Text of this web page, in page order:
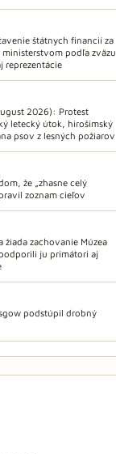
štátnych financií za
ministerstvom podľa zväzu
reprezentácie
2026): Protest
letecký útok, hirošimský
psov z lesných požiarov
že „zhasne celý
zoznam cieľov
žiada zachovanie Múzea
ju primátori aj
podstúpil drobný